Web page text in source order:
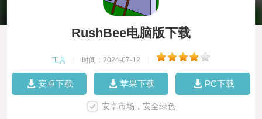
RushBee电脑版下载
工具 时间：2024-07-12
安卓下载 苹果下载 PC下载
安卓市场，安全绿色